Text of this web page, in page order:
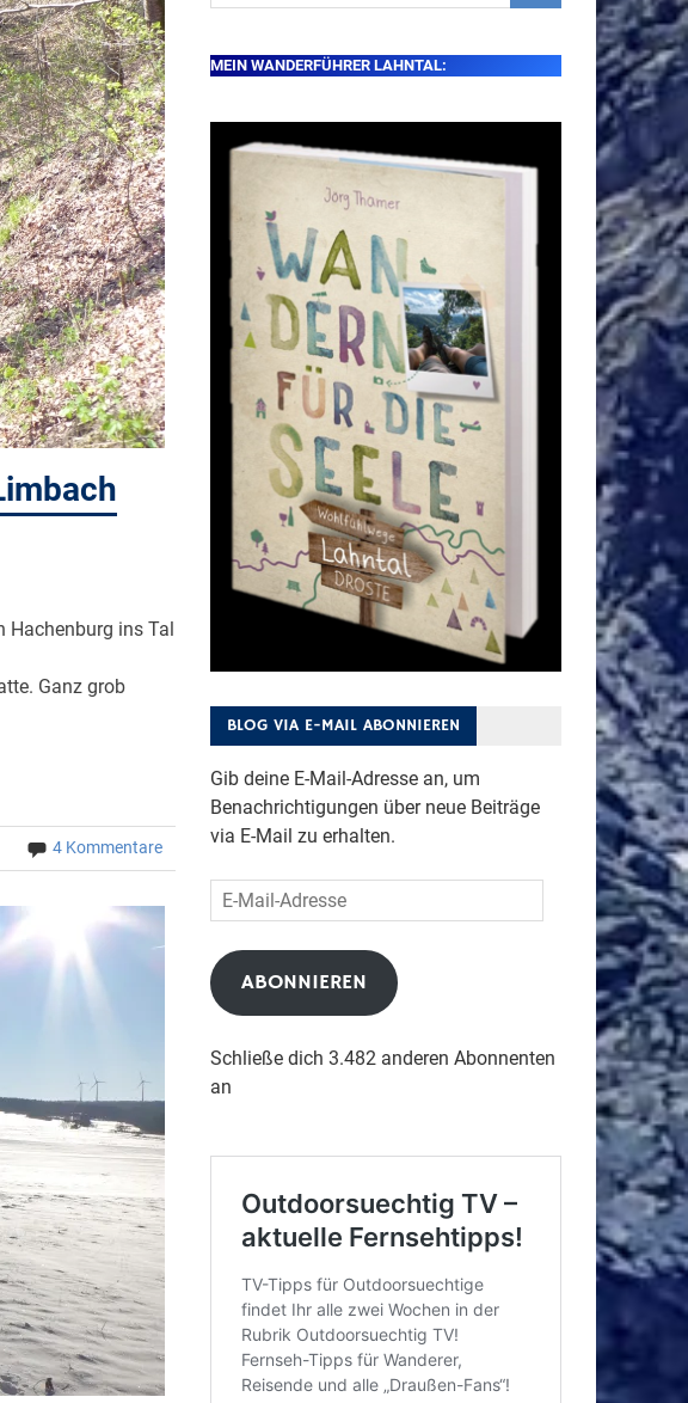
Hachenburg ins Tal
Ganz grob
4 Kommentare
MEIN WANDERFÜHRER LAHNTAL:
BLOG VIA E-MAIL ABONNIEREN
Gib deine E-Mail-Adresse an, um
Benachrichtigungen über neue Beiträge
via E-Mail zu erhalten.
E-
Mail-
Adresse
ABONNIEREN
Schließe dich 3.482 anderen Abonnenten
an